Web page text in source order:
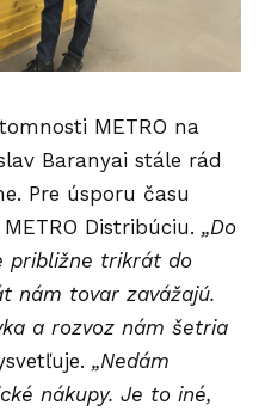
METRO na
Baranyai stále rád
Pre úsporu času
Distribúciu. „Do
približne trikrát do
nám tovar zavážajú.
a rozvoz nám šetria
„Nedám
nákupy. Je to iné,